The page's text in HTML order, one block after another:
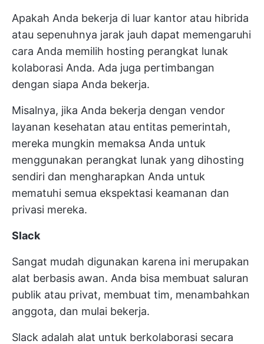
Apakah Anda bekerja di luar kantor atau hibrida
atau sepenuhnya jarak jauh dapat memengaruhi
cara Anda memilih hosting perangkat lunak
kolaborasi Anda. Ada juga pertimbangan
dengan siapa Anda bekerja.
Misalnya, jika Anda bekerja dengan vendor
layanan kesehatan atau entitas pemerintah,
mereka mungkin memaksa Anda untuk
menggunakan perangkat lunak yang dihosting
sendiri dan mengharapkan Anda untuk
mematuhi semua ekspektasi keamanan dan
privasi mereka.
Slack
Sangat mudah digunakan karena ini merupakan
alat berbasis awan. Anda bisa membuat saluran
publik atau privat, membuat tim, menambahkan
anggota, dan mulai bekerja.
Slack adalah alat untuk berkolaborasi secara